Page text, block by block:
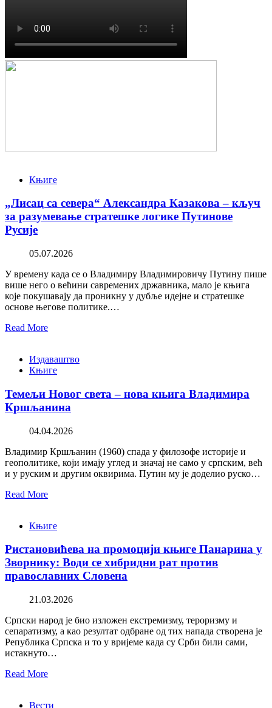
Књиге
„Лисац са севера“ Александра Казакова – кључ
за разумевање стратешке логике Путинове
Русије
05.07.2026
У времену када се о Владимиру Владимировичу Путину пише
више него о већини савремених државника, мало је књига
које покушавају да проникну у дубље идејне и стратешке
основе његове политике.…
Read More
Издаваштво
Књиге
Темељи Новог света – нова књига Владимира
Кршљанина
04.04.2026
Владимир Кршљанин (1960) спада у филозофе историје и
геополитике, који имају углед и значај не само у српским, већ
и у руским и другим оквирима. Путин му је доделио руско…
Read More
Књиге
Ристановићева на промоцији књиге Панарина у
Зворнику: Води се хибридни рат против
православних Словена
21.03.2026
Српски народ је био изложен екстремизму, тероризму и
сепаратизму, а као резултат одбране од тих напада створена је
Република Српска и то у вријеме када су Срби били сами,
истакнуто…
Read More
Вести